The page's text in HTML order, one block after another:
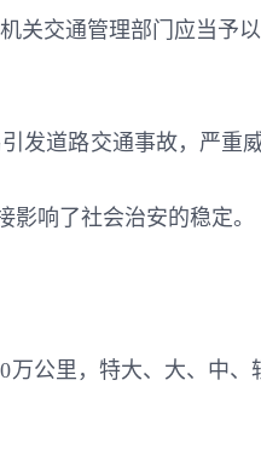
关交通管理部门应当予
发道路交通事故，严重
响了社会治安的稳定。
公里，特大、大、中、